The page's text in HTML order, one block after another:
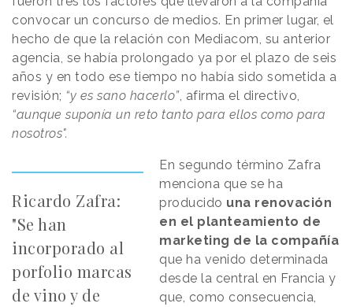
convocar un concurso de medios. En primer lugar, el
hecho de que la relación con Mediacom, su anterior
agencia, se había prolongado ya por el plazo de seis
años y en todo ese tiempo no había sido sometida a
revisión; “y es sano hacerlo”, afirma el directivo,
“aunque suponía un reto tanto para ellos como para
nosotros".
Ricardo Zafra:
"Se han
incorporado al
porfolio marcas
de vino y de
En segundo término Zafra
menciona que se ha
producido una renovación
en el planteamiento de
marketing de la compañía
que ha venido determinada
desde la central en Francia y
que, como consecuencia,